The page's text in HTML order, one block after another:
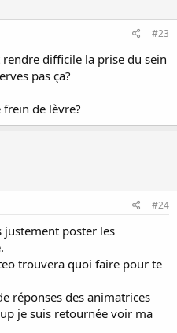
#23
rendre difficile la prise du sein
pas ça?
de lèvre?
#24
justement poster les
trouvera quoi faire pour te
réponses des animatrices
je suis retournée voir ma